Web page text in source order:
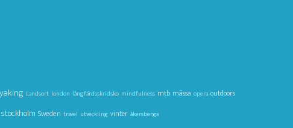
Landsort london långfärdsskridsko mindfulness mtb mässa opera outdoors
stockholm Sweden travel utveckling vinter åkersberga